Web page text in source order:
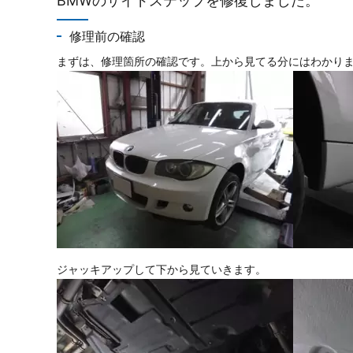
修理前の確認
まずは、修理箇所の確認です。上から見てる分にはわかり
ジャッキアップして下から見ていきます。